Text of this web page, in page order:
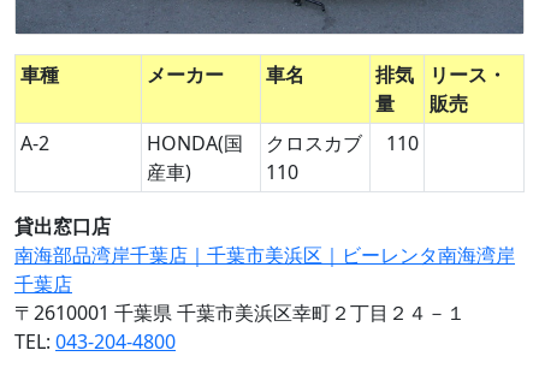
車種 メーカー 車名
排気
量
リース・
販売
A-2
HONDA(国
産車)
クロスカブ
110
110
貸出窓口店
南海部品湾岸千葉店｜千葉市美浜区｜ビーレンタ南海湾岸
千葉店
〒2610001 千葉県 千葉市美浜区幸町２丁目２４－１
TEL: 043-204-4800